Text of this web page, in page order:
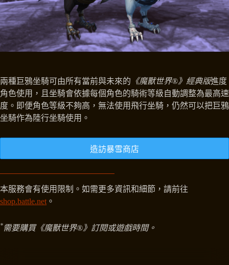
兩種巨鴉坐騎可由所有當前與未來的 《魔獸世界®》經典版進度
角色使用，且坐騎會依據每個角色的騎術等級自動調整為最高速
度。即便角色等級不夠高，無法使用飛行坐騎，仍然可以把巨鴉
坐騎作為陸行坐騎使用。
造訪暴雪商店
本服務會有使用限制。如需更多資訊和細節，請前往
shop.battle.net 。
*需要購買《魔獸世界®》訂閱或遊戲時間。